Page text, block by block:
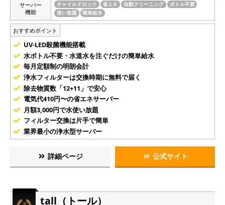
サーバー
機能
チャイルドロック 省エネ 自動クリーニング
ボトル不要
使い放題
簡単給水
おすすめポイント
UV-LED殺菌機能搭載
水ボトル不要・水道水を注ぐだけの簡単給水
毎月定額制の明朗会計
浄水フィルターは交換時期に無料で届く
除去物質数「12+11」で安心
電気代410円〜の省エネサーバー
月額3,000円で水使い放題
フィルター交換は片手で簡単
業界最小の浄水型サーバー
詳細ページ 公式サイト
tall（トール）